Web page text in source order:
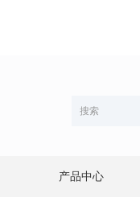
产品中心